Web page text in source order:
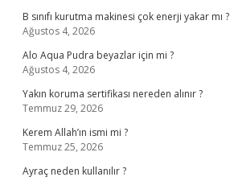
B sınıfı kurutma makinesi çok enerji yakar mı ?
Ağustos 4, 2026
Alo Aqua Pudra beyazlar için mi ?
Ağustos 4, 2026
Yakın koruma sertifikası nereden alınır ?
Temmuz 29, 2026
Kerem Allah’ın ismi mi ?
Temmuz 25, 2026
Ayraç neden kullanılır ?